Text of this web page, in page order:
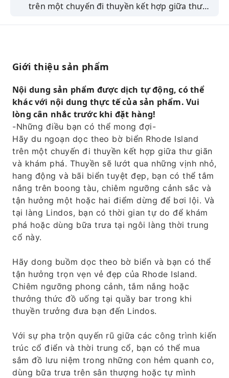
trên một chuyến đi thuyền kết hợp giữa thư
điểm dừng để bơi lội. Và tại làng Lindos, bạn
bữa trưa tại ngôi làng thời trung cổ này.
Giới thiệu sản phẩm
Nội dung sản phẩm được dịch tự động, có thể
khác với nội dung thực tế của sản phẩm. Vui
lòng cân nhắc trước khi đặt hàng!
-Những điều bạn có thể mong đợi-
Hãy du ngoạn dọc theo bờ biển Rhode Island
trên một chuyến đi thuyền kết hợp giữa thư giãn
và khám phá. Thuyền sẽ lướt qua những vịnh nhỏ,
hang động và bãi biển tuyệt đẹp, bạn có thể tắm
nắng trên boong tàu, chiêm ngưỡng cảnh sắc và
tận hưởng một hoặc hai điểm dừng để bơi lội. Và
tại làng Lindos, bạn có thời gian tự do để khám
phá hoặc dùng bữa trưa tại ngôi làng thời trung
cổ này.
Hãy dong buồm dọc theo bờ biển và bạn có thể
tận hưởng trọn vẹn vẻ đẹp của Rhode Island.
Chiêm ngưỡng phong cảnh, tắm nắng hoặc
thưởng thức đồ uống tại quầy bar trong khi
thuyền trưởng đưa bạn đến Lindos.
Với sự pha trộn quyến rũ giữa các công trình kiến
​​trúc cổ điển và thời trung cổ, bạn có thể mua
sắm đồ lưu niệm trong những con hẻm quanh co,
dùng bữa trưa trên sân thượng hoặc tự mình